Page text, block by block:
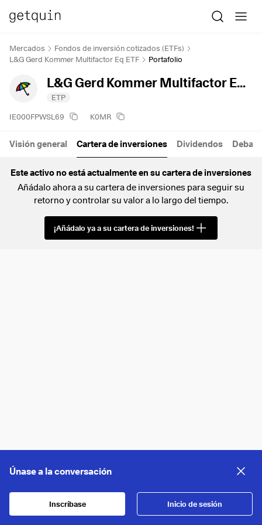
Mercados
Fondos de inversión cotizados (ETFs)
L&G Gerd Kommer Multifactor Eq ETF
Portafolio
L&G Gerd Kommer Multifactor Eq ETF
ETP
IE000FPWSL69 K0MR
Visión general Cartera de inversiones Dividendos Debate
Este activo no está actualmente en su cartera de inversiones
Añádalo ahora a su cartera de inversiones para seguir su
retorno y controlar su valor a lo largo del tiempo.
¡Añádalo ya a su cartera de inversiones!
Únase a la conversación
Inscríbase Inicio de sesión